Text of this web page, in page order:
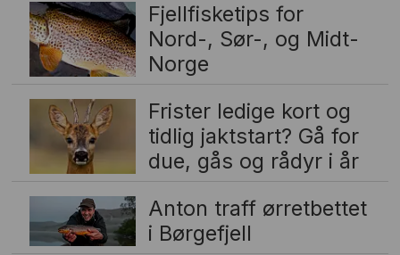
Fjellfisketips for
Nord-, Sør-, og Midt-
Norge
Frister ledige kort og
tidlig jaktstart? Gå for
due, gås og rådyr i år
Anton traff ørretbettet
i Børgefjell